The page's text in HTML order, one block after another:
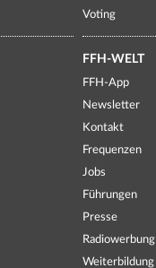
Voting
FFH-WELT
FFH-App
Newsletter
Kontakt
Frequenzen
Jobs
Führungen
Presse
Radiowerbung
Weiterbildung